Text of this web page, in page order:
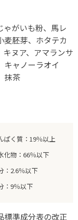
ゃがいも粉、馬レ
麦胚芽、ホタテカ
ヌア、アマランサ
キャノーラオイ
抹茶
ぱく質：19％以上
化物：66％以下
：2.6％以下
：9％以下
準成分表の改正